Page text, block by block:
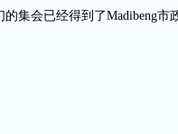
集会已经得到了Madibeng市